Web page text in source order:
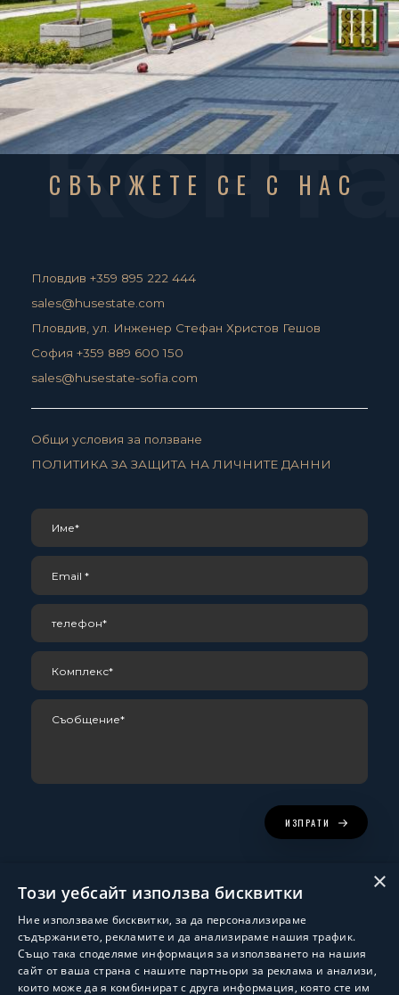
СВЪРЖЕТЕ СЕ С НАС
Пловдив +359 895 222 444
sales@husestate.com
Пловдив, ул. Инженер Стефан Христов Гешов
София +359 889 600 150
sales@husestate-sofia.com
Общи условия за ползване
ПОЛИТИКА ЗА ЗАЩИТА НА ЛИЧНИТЕ ДАННИ
ИЗПРАТИ
×
Този уебсайт използва бисквитки
Ние използваме бисквитки, за да персонализираме
съдържанието, рекламите и да анализираме нашия трафик.
Също така споделяме информация за използването на нашия
сайт от ваша страна с нашите партньори за реклама и анализи,
които може да я комбинират с друга информация, която сте им